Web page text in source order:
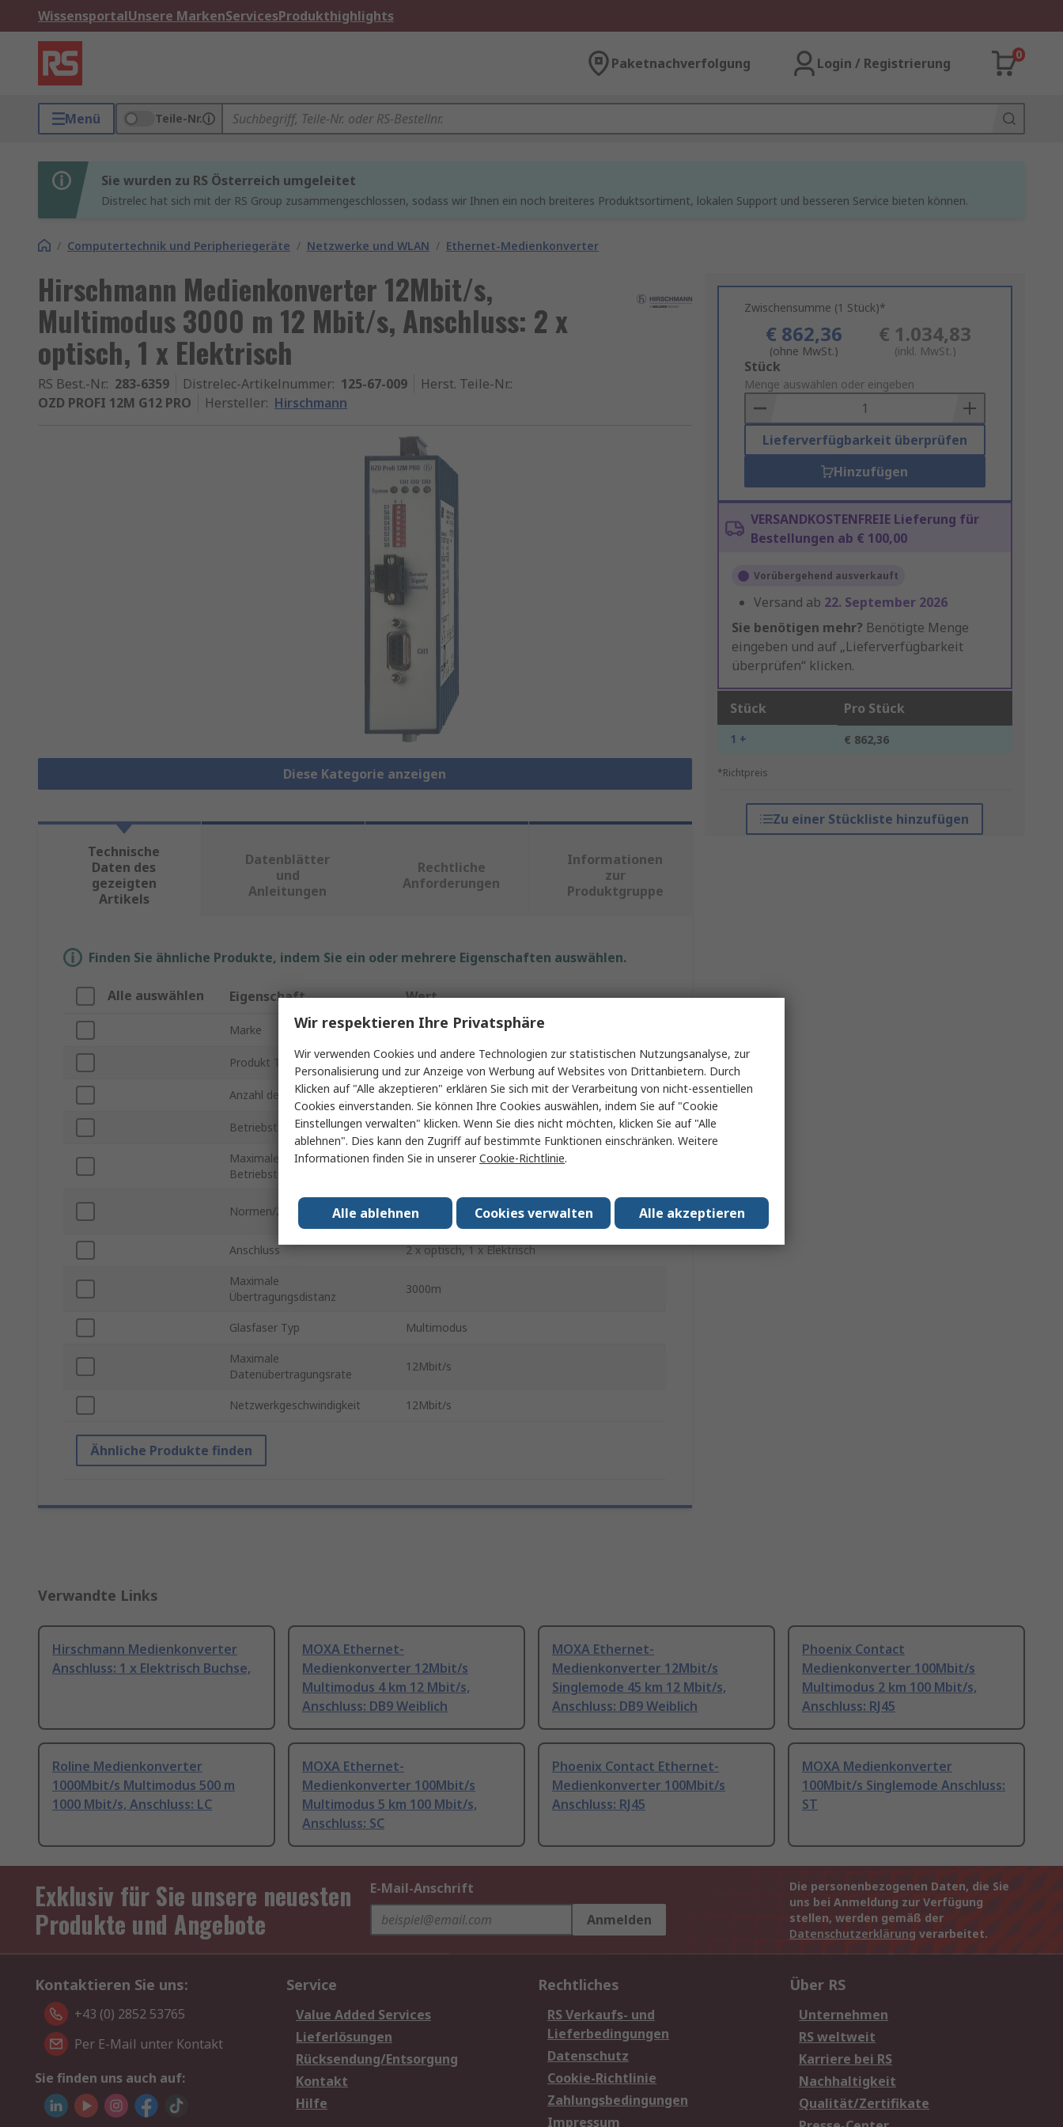
WissensportalUnsere MarkenServicesProdukthighlights
Paketnachverfolgung Login / Registrierung
0
Menü Teile-Nr.
Sie wurden zu RS Österreich umgeleitet
Distrelec hat sich mit der RS Group zusammengeschlossen, sodass wir Ihnen ein noch breiteres Produktsortiment, lokalen Support und besseren Service bieten können.
/ Computertechnik und Peripheriegeräte / Netzwerke und WLAN / Ethernet-Medienkonverter
Hirschmann Medienkonverter 12Mbit/s,
Multimodus 3000 m 12 Mbit/s, Anschluss: 2 x
optisch, 1 x Elektrisch
RS Best.-Nr.: 283-6359 Distrelec-Artikelnummer: 125-67-009 Herst. Teile-Nr.:
OZD PROFI 12M G12 PRO
Hersteller: Hirschmann
Diese Kategorie anzeigen
Zwischensumme (1 Stück)*
€ 862,36
(ohne MwSt.)
€ 1.034,83
(inkl. MwSt.)
Add
to
Basket
Stück
Menge auswählen oder eingeben
Lieferverfügbarkeit überprüfen
Hinzufügen
VERSANDKOSTENFREIE Lieferung für
Bestellungen ab € 100,00
Vorübergehend ausverkauft
Versand ab 22. September 2026
Sie benötigen mehr? Benötigte Menge
eingeben und auf „Lieferverfügbarkeit
überprüfen“ klicken.
Stück Pro Stück
1 + € 862,36
*Richtpreis
Zu einer Stückliste hinzufügen
Technische
Daten des
gezeigten
Artikels
Datenblätter
und
Anleitungen
Rechtliche
Anforderungen
Informationen
zur
Produktgruppe
Finden Sie ähnliche Produkte, indem Sie ein oder mehrere Eigenschaften auswählen.
Alle auswählen Eigenschaft Wert
Marke Hirschmann
Produkt Typ Medienkonverter
Anzahl der Anschlüsse 2
Betriebstemperatur min. 0°C
Maximale
Betriebstemperatur
60°C
Normen/Zulassungen
ISA 12.12.01 Class 1 Div. 2, Zone 2, cUL 508,
ATEX 100a
Anschluss 2 x optisch, 1 x Elektrisch
Maximale
Übertragungsdistanz
3000m
Glasfaser Typ Multimodus
Maximale
Datenübertragungsrate
12Mbit/s
Netzwerkgeschwindigkeit 12Mbit/s
Ähnliche Produkte finden
Verwandte Links
Hirschmann Medienkonverter
Anschluss: 1 x Elektrisch Buchse,
MOXA Ethernet-
Medienkonverter 12Mbit/s
Multimodus 4 km 12 Mbit/s,
Anschluss: DB9 Weiblich
MOXA Ethernet-
Medienkonverter 12Mbit/s
Singlemode 45 km 12 Mbit/s,
Anschluss: DB9 Weiblich
Phoenix Contact
Medienkonverter 100Mbit/s
Multimodus 2 km 100 Mbit/s,
Anschluss: RJ45
Roline Medienkonverter
1000Mbit/s Multimodus 500 m
1000 Mbit/s, Anschluss: LC
MOXA Ethernet-
Medienkonverter 100Mbit/s
Multimodus 5 km 100 Mbit/s,
Anschluss: SC
Phoenix Contact Ethernet-
Medienkonverter 100Mbit/s
Anschluss: RJ45
MOXA Medienkonverter
100Mbit/s Singlemode Anschluss:
ST
Exklusiv für Sie unsere neuesten
Produkte und Angebote
E-Mail-Anschrift
Anmelden
Die personenbezogenen Daten, die Sie
uns bei Anmeldung zur Verfügung
stellen, werden gemäß der
Datenschutzerklärung verarbeitet.
Kontaktieren Sie uns:
+43 (0) 2852 53765
Per E-Mail unter Kontakt
Sie finden uns auch auf:
Service
Value Added Services
Lieferlösungen
Rücksendung/Entsorgung
Kontakt
Hilfe
Rechtliches
RS Verkaufs- und
Lieferbedingungen
Datenschutz
Cookie-Richtlinie
Zahlungsbedingungen
Impressum
Über RS
Unternehmen
RS weltweit
Karriere bei RS
Nachhaltigkeit
Qualität/Zertifikate
Wir respektieren Ihre Privatsphäre
Wir verwenden Cookies und andere Technologien zur statistischen Nutzungsanalyse, zur
Personalisierung und zur Anzeige von Werbung auf Websites von Drittanbietern. Durch
Klicken auf "Alle akzeptieren" erklären Sie sich mit der Verarbeitung von nicht-essentiellen
Cookies einverstanden. Sie können Ihre Cookies auswählen, indem Sie auf "Cookie
Einstellungen verwalten" klicken. Wenn Sie dies nicht möchten, klicken Sie auf "Alle
ablehnen". Dies kann den Zugriff auf bestimmte Funktionen einschränken. Weitere
Informationen finden Sie in unsererCookie-Richtlinie.
Alle akzeptieren
Cookies verwalten
Alle ablehnen